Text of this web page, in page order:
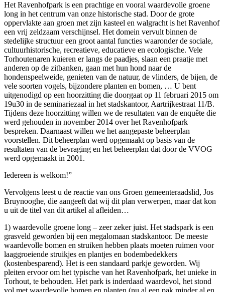
Het Ravenhofpark is een prachtige en vooral waardevolle groene
long in het centrum van onze historische stad. Door de grote
oppervlakte aan groen met zijn kasteel en walgracht is het Ravenhof
een vrij zeldzaam verschijnsel. Het domein vervult binnen de
stedelijke structuur een groot aantal functies waaronder de sociale,
cultuurhistorische, recreatieve, educatieve en ecologische. Vele
Torhoutenaren kuieren er langs de paadjes, slaan een praatje met
anderen op de zitbanken, gaan met hun hond naar de
hondenspeelweide, genieten van de natuur, de vlinders, de bijen, de
vele soorten vogels, bijzondere planten en bomen, … U bent
uitgenodigd op een hoorzitting die doorgaat op 11 februari 2015 om
19u30 in de seminariezaal in het stadskantoor, Aartrijkestraat 11/B.
Tijdens deze hoorzitting willen we de resultaten van de enquête die
werd gehouden in november 2014 over het Ravenhofpark
bespreken. Daarnaast willen we het aangepaste beheerplan
voorstellen. Dit beheerplan werd opgemaakt op basis van de
resultaten van de bevraging en het beheerplan dat door de VVOG
werd opgemaakt in 2001.
Iedereen is welkom!”
Vervolgens leest u de reactie van ons Groen gemeenteraadslid, Jos
Bruynooghe, die aangeeft dat wij dit plan verwerpen, maar dat kon
u uit de titel van dit artikel al afleiden…
1) waardevolle groene long – zeer zeker juist. Het stadspark is een
grasveld geworden bij een megalomaan stadskantoor. De meeste
waardevolle bomen en struiken hebben plaats moeten ruimen voor
laaggroeiende struikjes en plantjes en bodembedekkers
(kostenbesparend). Het is een standaard parkje geworden. Wij
pleiten ervoor om het typische van het Ravenhofpark, het unieke in
Torhout, te behouden. Het park is inderdaad waardevol, het stond